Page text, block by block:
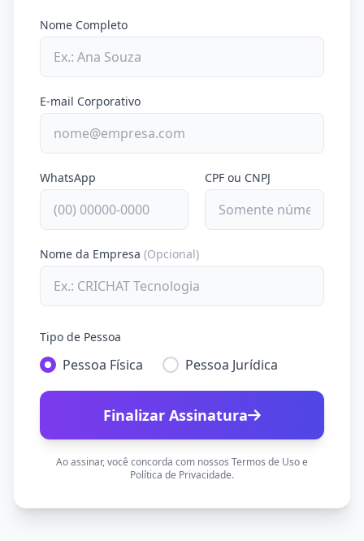
Nome Completo
E-mail Corporativo
WhatsApp CPF ou CNPJ
Nome da Empresa (Opcional)
Tipo de Pessoa
Pessoa Física Pessoa Jurídica
Finalizar Assinatura
Ao assinar, você concorda com nossos Termos de Uso e
Política de Privacidade.